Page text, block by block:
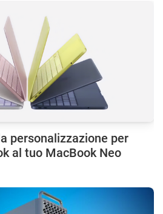
personalizzazione per
al tuo MacBook Neo